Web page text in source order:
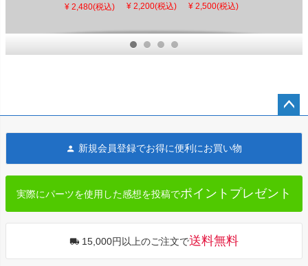
スクリュー ク
¥ 2,480(税込)
ット
¥ 2,200(税込)
20 ブラック
¥ 2,500(税込)
2017 ダイナ
へ
新規会員登録でお得に便利にお買い物
実際にパーツを使用した感想を投稿でポイントプレゼント
15,000円以上のご注文で送料無料